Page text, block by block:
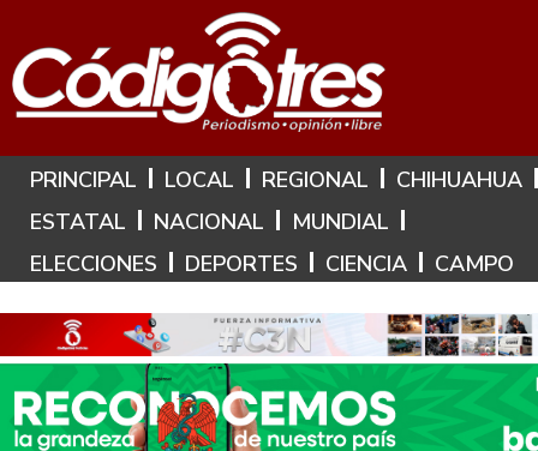
Hoy es: 10 de Agosto de 2026
PRINCIPAL LOCAL REGIONAL
CHIHUAHUA
ESTATAL
NACIONAL
MUNDIAL
ELECCIONES
DEPORTES CIENCIA CAMPO